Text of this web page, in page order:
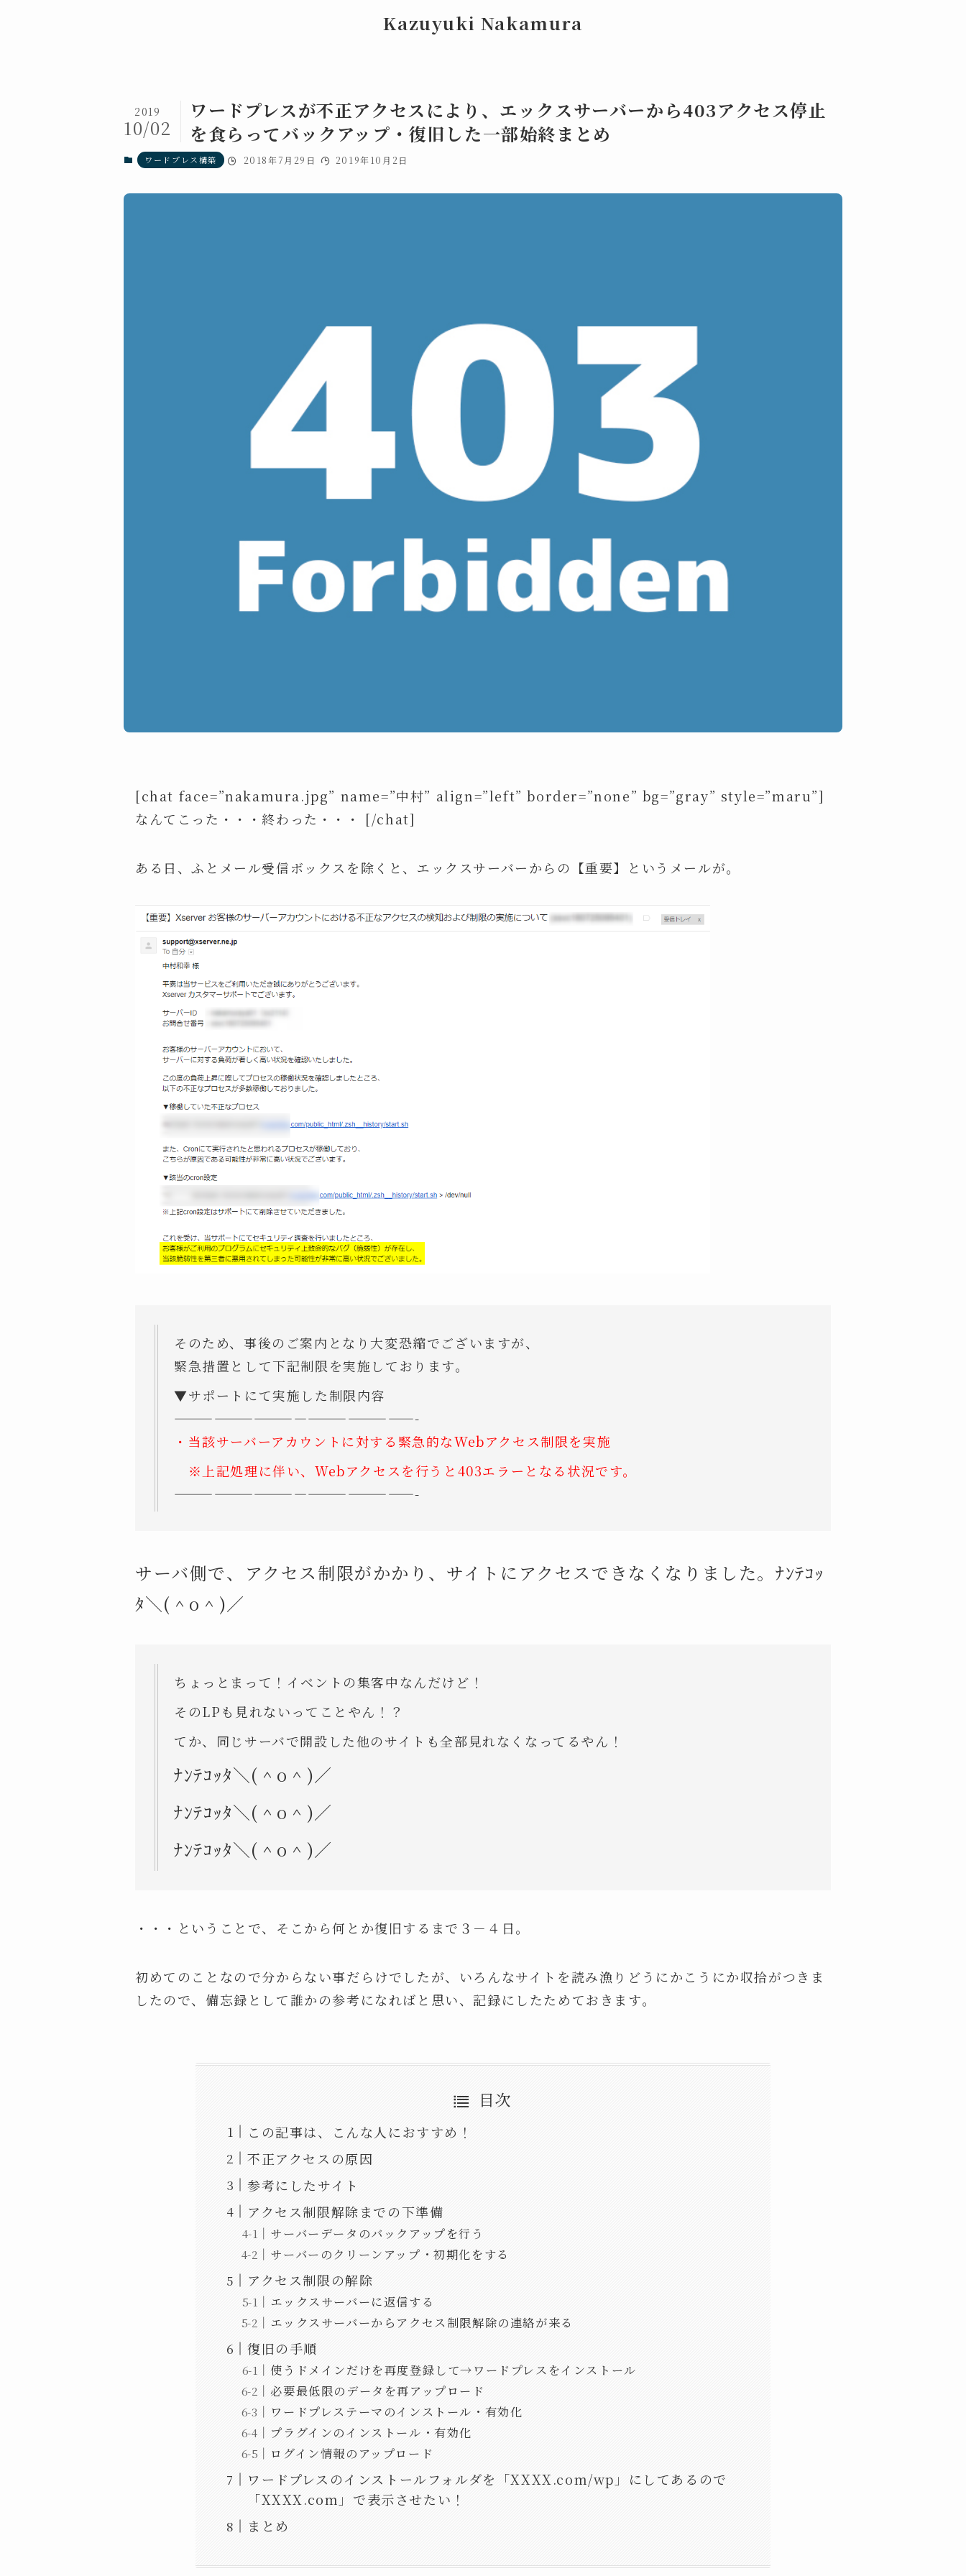
Kazuyuki Nakamura
ワードプレスが不正アクセスにより、エックスサーバーから403アクセス停止
を食らってバックアップ・復旧した一部始終まとめ
2019
10/02
ワードプレス構築 2018年7月29日 2019年10月2日
[chat face=”nakamura.jpg” name=”中村” align=”left” border=”none” bg=”gray” style=”maru”]
なんてこった・・・終わった・・・ [/chat]
ある日、ふとメール受信ボックスを除くと、エックスサーバーからの【重要】というメールが。
そのため、事後のご案内となり大変恐縮でございますが、
緊急措置として下記制限を実施しております。
▼サポートにて実施した制限内容
——————————————————-
・ 当該サーバーアカウントに対する緊急的なWebアクセス制限を実施
※上記処理に伴い、 Webアクセスを行うと403エラーとなる状況です。
——————————————————-
サーバ側で、アクセス制限がかかり、サイトにアクセスできなくなりました。ﾅﾝﾃｺｯ
ﾀ＼(＾o＾)／
ちょっとまって！イベントの集客中なんだけど！
そのLPも見れないってことやん！？
てか、同じサーバで開設した他のサイトも全部見れなくなってるやん！
ﾅﾝﾃｺｯﾀ＼(＾o＾)／
ﾅﾝﾃｺｯﾀ＼(＾o＾)／
ﾅﾝﾃｺｯﾀ＼(＾o＾)／
・・・ということで、そこから何とか復旧するまで３－４日。
初めてのことなので分からない事だらけでしたが、いろんなサイトを読み漁りどうにかこうにか収拾がつきま
したので、備忘録として誰かの参考になればと思い、記録にしたためておきます。
目次
この記事は、こんな人におすすめ！
不正アクセスの原因
参考にしたサイト
アクセス制限解除までの下準備
サーバーデータのバックアップを行う
サーバーのクリーンアップ・初期化をする
アクセス制限の解除
エックスサーバーに返信する
エックスサーバーからアクセス制限解除の連絡が来る
復旧の手順
使うドメインだけを再度登録して→ワードプレスをインストール
必要最低限のデータを再アップロード
ワードプレステーマのインストール・有効化
プラグインのインストール・有効化
ログイン情報のアップロード
ワードプレスのインストールフォルダを「XXXX.com/wp」にしてあるので
「XXXX.com」で表示させたい！
まとめ